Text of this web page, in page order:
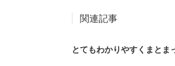
関連記事